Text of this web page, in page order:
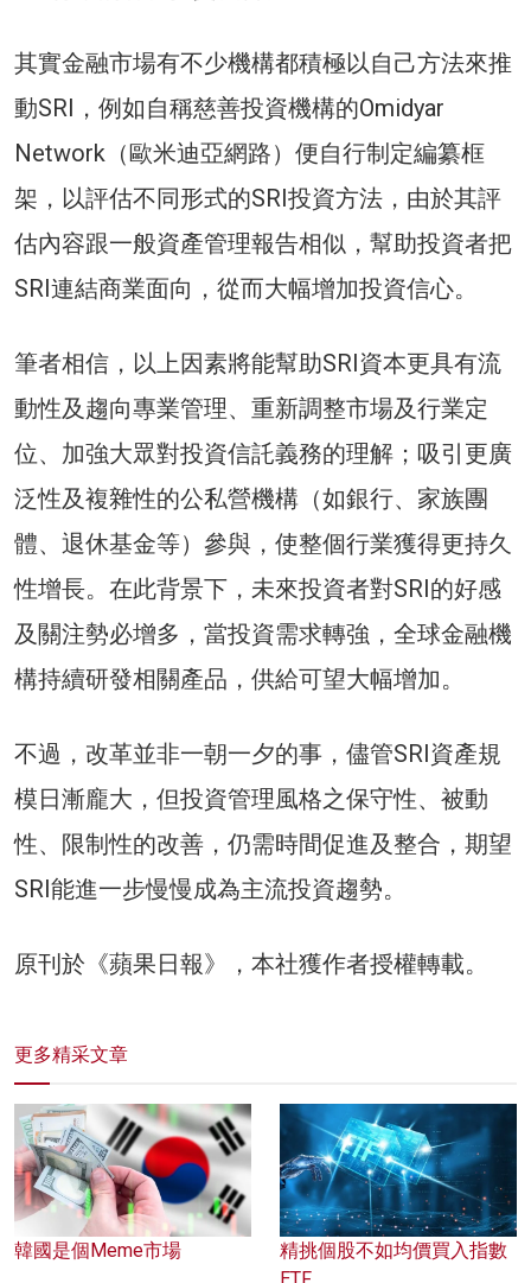
其實金融市場有不少機構都積極以自己方法來推
動SRI，例如自稱慈善投資機構的Omidyar
Network（歐米迪亞網路）便自行制定編纂框
架，以評估不同形式的SRI投資方法，由於其評
估內容跟一般資產管理報告相似，幫助投資者把
SRI連結商業面向，從而大幅增加投資信心。
筆者相信，以上因素將能幫助SRI資本更具有流
動性及趨向專業管理、重新調整市場及行業定
位、加強大眾對投資信託義務的理解；吸引更廣
泛性及複雜性的公私營機構（如銀行、家族團
體、退休基金等）參與，使整個行業獲得更持久
性增長。在此背景下，未來投資者對SRI的好感
及關注勢必增多，當投資需求轉強，全球金融機
構持續研發相關產品，供給可望大幅增加。
不過，改革並非一朝一夕的事，儘管SRI資產規
模日漸龐大，但投資管理風格之保守性、被動
性、限制性的改善，仍需時間促進及整合，期望
SRI能進一步慢慢成為主流投資趨勢。
原刊於《蘋果日報》，本社獲作者授權轉載。
更多精采文章
韓國是個Meme市場
精挑個股不如均價買入指數